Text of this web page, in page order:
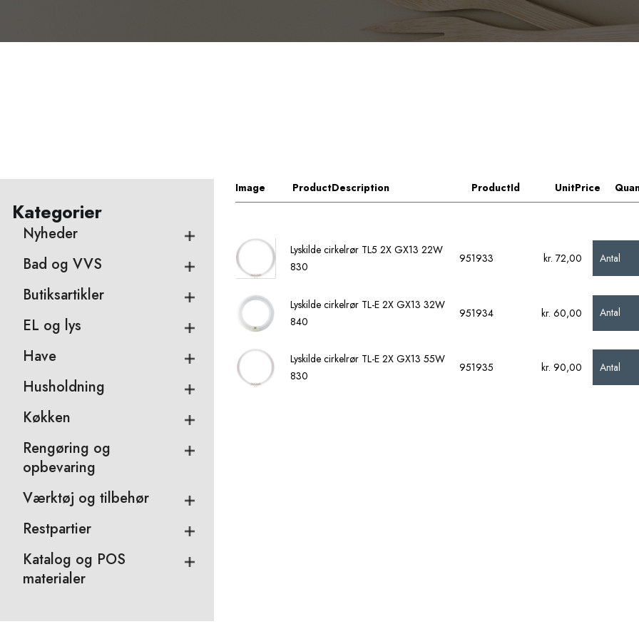
Kategorier
Nyheder
Bad og VVS
Butiksartikler
EL og lys
Have
Husholdning
Køkken
Rengøring og
opbevaring
Værktøj og tilbehør
Restpartier
Katalog og POS
materialer
Image ProductDescription ProductId UnitPrice
Lyskilde cirkelrør TL5 2X GX13 22W
830
951933 kr. 72,00 Antal
Lyskilde cirkelrør TL-E 2X GX13 32W
840
951934 kr. 60,00 Antal
Lyskilde cirkelrør TL-E 2X GX13 55W
830
951935 kr. 90,00 Antal